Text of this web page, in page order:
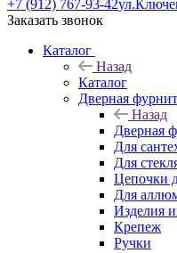
+7 (912) 767-93-42
Заказать звонок
Каталог
Назад
Каталог
Дверная
Назад
Дверная
Для
Для
Цепочки
Для
Изделия
Крепеж
Ручки